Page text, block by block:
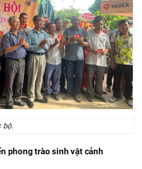
bộ.
phong trào sinh vật cảnh